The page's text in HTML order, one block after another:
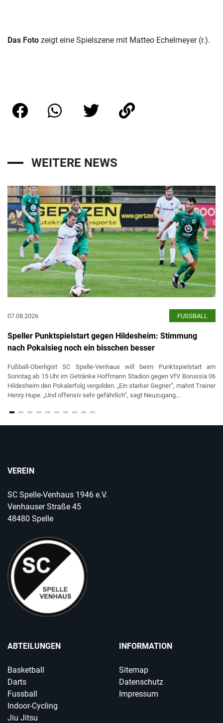
Das Foto zeigt eine Spielszene mit Matteo Echelmeyer (r.).
WEITERE NEWS
07.08.2026 FUSSBALL
Speller Punktspielstart gegen Hildesheim: Stimmung
nach Pokalsieg noch ein bisschen besser
Fußball-Oberligist SC Spelle-Venhaus will beim Punktspielstart am
Sonntag ab 15 Uhr im Getränke Hoffmann Stadion gegen VfV Borussia 06
Hildesheim den Pokalerfolg vergolden. „Ein starker Gegner“, mahnt Trainer
Henry Hupe. „Und offensiv sehr gefährlich“, sagt Neuzugang...
VEREIN
SC Spelle-Venhaus 1946 e.V.
Venhauser Straße 45
48480 Spelle
ABTEILUNGEN
Basketball
Darts
Fussball
Indoor-Cycling
Jiu Jitsu
INFORMATION
Sitemap
Datenschutz
Impressum